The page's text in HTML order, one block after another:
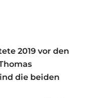
2019 vor den
die beiden